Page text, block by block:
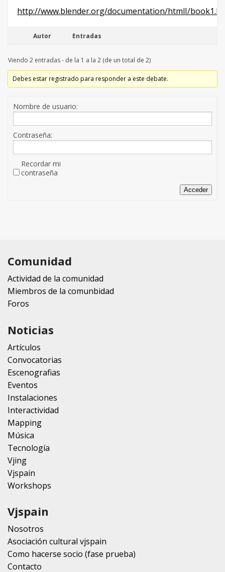
http://www.blender.org/documentation/htmlI/
Autor Entradas
Viendo 2 entradas - de la 1 a la 2 (de un total de 2)
Debes estar registrado para responder a este debate.
Nombre de usuario:
Contraseña:
Recordar mi
contraseña
Acceder
Comunidad
Actividad de la comunidad
Miembros de la comunbidad
Foros
Noticias
Artículos
Convocatorias
Escenografias
Eventos
Instalaciones
Interactividad
Mapping
Música
Tecnología
Vjing
Vjspain
Workshops
Vjspain
Nosotros
Asociación cultural vjspain
Como hacerse socio (fase prueba)
Contacto